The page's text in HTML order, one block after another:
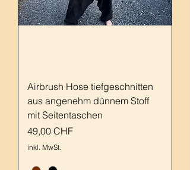
Airbrush Hose tiefgeschnitten
aus angenehm dünnem Stoff
mit Seitentaschen
Preis
49,00 CHF
inkl. MwSt.